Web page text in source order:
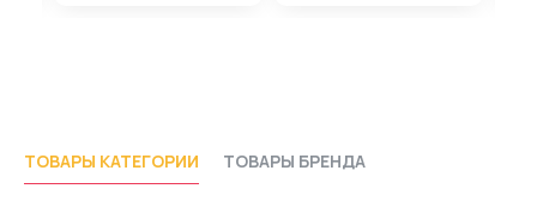
ТОВАРЫ КАТЕГОРИИ ТОВАРЫ БРЕНДА